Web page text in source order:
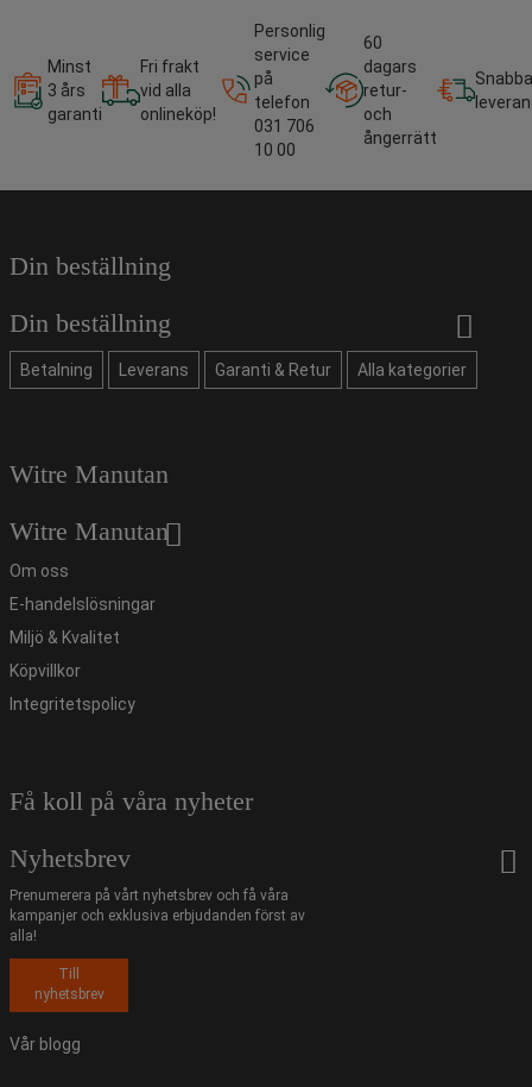
Minst
3 års
garanti
Fri frakt
vid alla
onlineköp!
Personlig
service
på
telefon
031 706
10 00
60
dagars
retur-
och
ångerrätt
Snabba
Din beställning
Din beställning
Betalning Leverans Garanti & Retur Alla kategorier
Witre Manutan
Witre Manutan
Om oss
E-handelslösningar
Miljö & Kvalitet
Köpvillkor
Integritetspolicy
Få koll på våra nyheter
Nyhetsbrev
Prenumerera på vårt nyhetsbrev och få våra
kampanjer och exklusiva erbjudanden först av
alla!
Till
nyhetsbrev
Vår blogg